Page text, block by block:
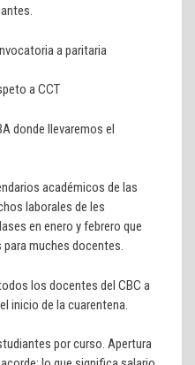
a paritaria
a CCT
donde llevaremos el
académicos de las
laborales de les
en enero y febrero que
muches docentes.
los docentes del CBC a
inicio de la cuarentena.
por curso. Apertura